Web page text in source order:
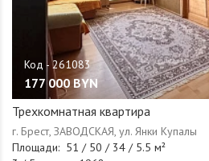
177 000 BYN
Трехкомнатная квартира